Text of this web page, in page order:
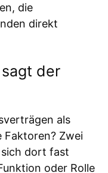
die
direkt
der
als
Faktoren? Zwei
dort fast
oder Rolle